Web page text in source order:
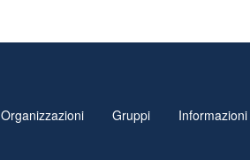
Organizzazioni Gruppi Informazioni